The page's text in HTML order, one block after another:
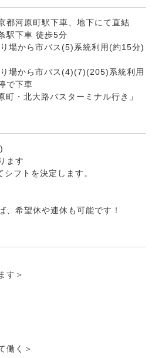
都河原町駅下車、地下にて直結
駅下車 徒歩5分
場から市バス(5)系統利用(約15分)
場から市バス(4)(7)(205)系統利用
で下車
・北大路バスターミナル行き」
ます
フトを決定します。
、希望休や連休も可能です！
す＞
働く＞